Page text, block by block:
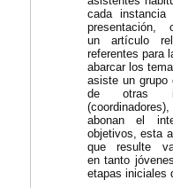
cada
un artículo
referentes para
abarcar los
asiste un grupo
de otras
abonan el
objetivos, esta
que resulte
en tanto
etapas iniciales